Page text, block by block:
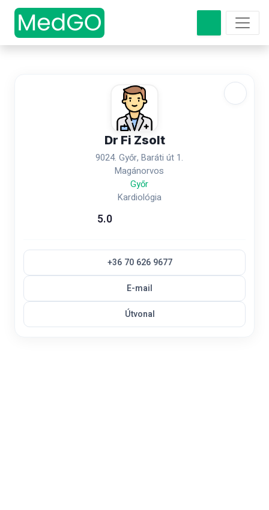
Dr Fi Zsolt
9024. Győr, Baráti út 1.
Magánorvos
Győr
Kardiológia
5.0
+36 70 626 9677
E-mail
Útvonal